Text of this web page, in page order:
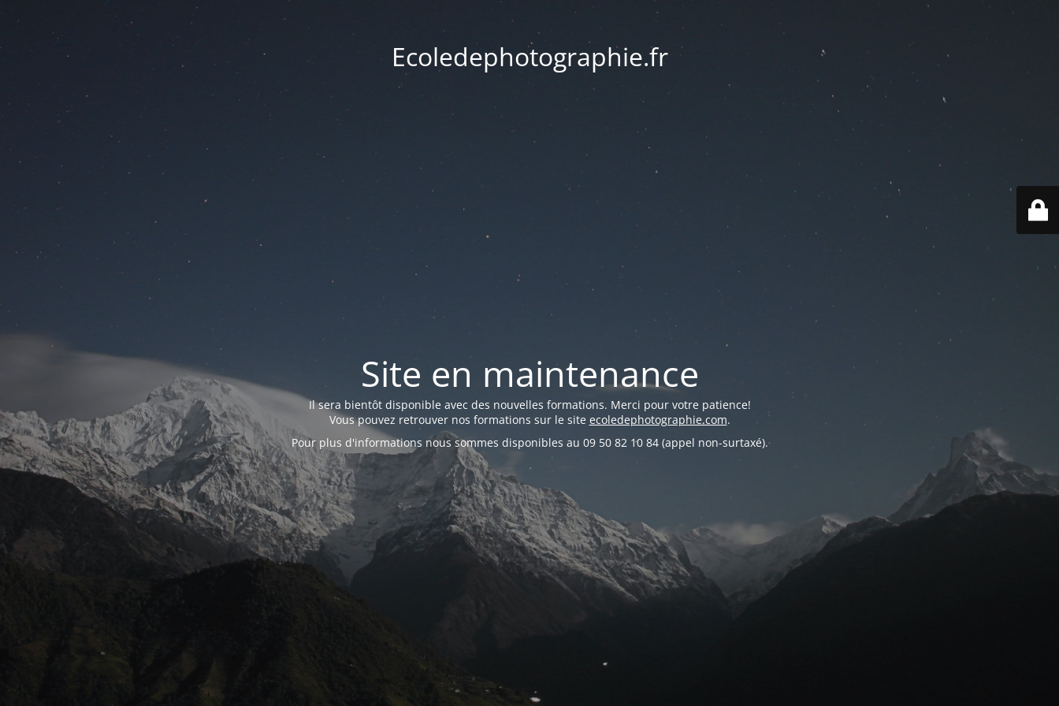
Ecoledephotographie.fr
Site en maintenance
Il sera bientôt disponible avec des nouvelles formations. Merci pour votre patience!
Vous pouvez retrouver nos formations sur le site ecoledephotographie.com.
Pour plus d'informations nous sommes disponibles au 09 50 82 10 84 (appel non-surtaxé).